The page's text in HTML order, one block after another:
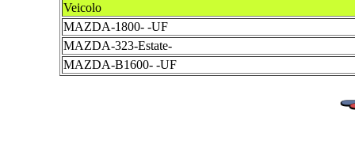
Veicolo
MAZDA-1800- -UF
MAZDA-323-Estate-
MAZDA-B1600- -UF